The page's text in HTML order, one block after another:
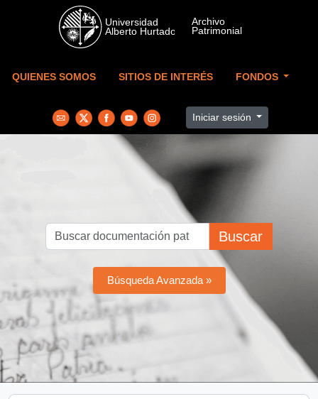
Skip to main content
QUIENES SOMOS SITIOS DE INTERÉS FONDOS
Iniciar sesión
Buscar
Búsqueda Avanzada »